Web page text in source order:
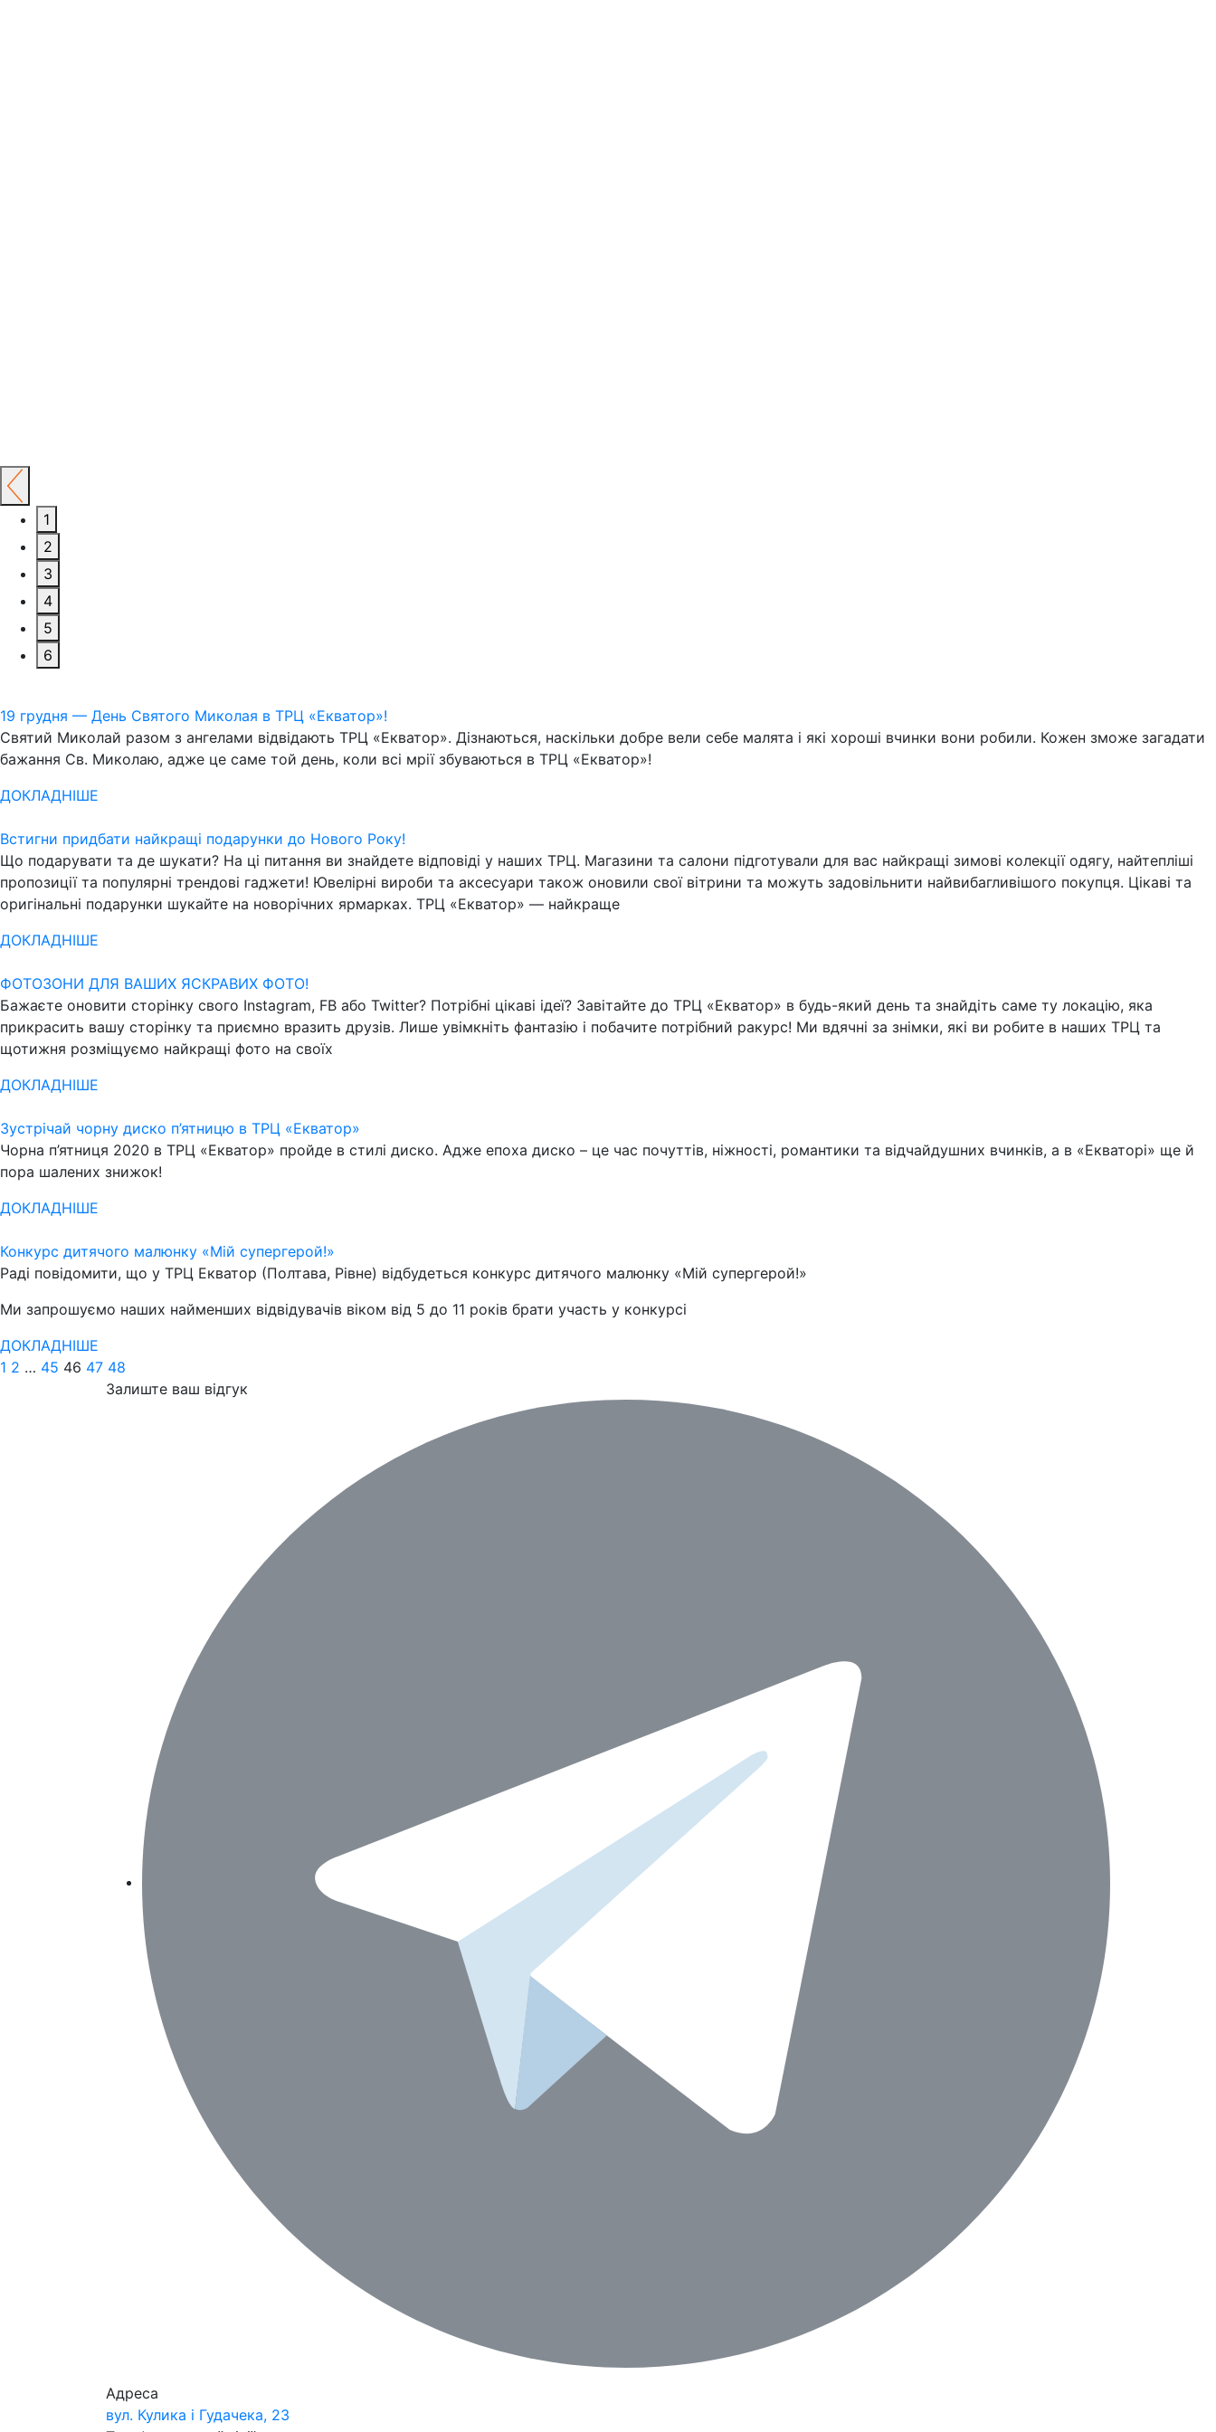
1
2
3
4
5
6
19 грудня — День Святого Миколая в ТРЦ «Екватор»!
Святий Миколай разом з ангелами відвідають ТРЦ «Екватор». Дізнаються, наскільки добре вели себе малята і які хороші вчинки вони робили. Кожен зможе загадати
бажання Св. Миколаю, адже це саме той день, коли всі мрії збуваються в ТРЦ «Екватор»!
ДОКЛАДНІШЕ
Встигни придбати найкращі подарунки до Нового Року!
Що подарувати та де шукати? На ці питання ви знайдете відповіді у наших ТРЦ. Магазини та салони підготували для вас найкращі зимові колекції одягу, найтепліші
пропозиції та популярні трендові гаджети! Ювелірні вироби та аксесуари також оновили свої вітрини та можуть задовільнити найвибагливішого покупця. Цікаві та
оригінальні подарунки шукайте на новорічних ярмарках. ТРЦ «Екватор» — найкраще
ДОКЛАДНІШЕ
ФОТОЗОНИ ДЛЯ ВАШИХ ЯСКРАВИХ ФОТО!
Бажаєте оновити сторінку свого Instagram, FB або Twitter? Потрібні цікаві ідеї? Завітайте до ТРЦ «Екватор» в будь-який день та знайдіть саме ту локацію, яка
прикрасить вашу сторінку та приємно вразить друзів. Лише увімкніть фантазію і побачите потрібний ракурс! Ми вдячні за знімки, які ви робите в наших ТРЦ та
щотижня розміщуємо найкращі фото на своїх
ДОКЛАДНІШЕ
Зустрічай чорну диско п’ятницю в ТРЦ «Екватор»
Чорна п’ятниця 2020 в ТРЦ «Екватор» пройде в стилі диско. Адже епоха диско – це час почуттів, ніжності, романтики та відчайдушних вчинків, а в «Екваторі» ще й
пора шалених знижок!
ДОКЛАДНІШЕ
Конкурс дитячого малюнку «Мій супергерой!»
Раді повідомити, що у ТРЦ Екватор (Полтава, Рівне) відбудеться конкурс дитячого малюнку «Мій супергерой!»
Ми запрошуємо наших найменших відвідувачів віком від 5 до 11 років брати участь у конкурсі
ДОКЛАДНІШЕ
1 2 … 45 46 47 48
Залиште ваш відгук
Адреса
вул. Кулика і Гудачека, 23